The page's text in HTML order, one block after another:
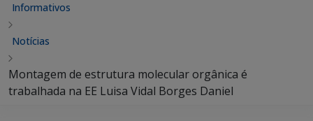
Informativos
Notícias
Montagem de estrutura molecular orgânica é
trabalhada na EE Luisa Vidal Borges Daniel